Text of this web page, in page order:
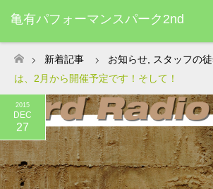
亀有パフォーマンスパーク2nd
ホーム
新着記事 お知らせ スタッフの
は、2月から開催予定です！そして！
2015
DEC
27